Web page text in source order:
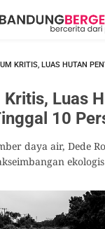
KRITIS, LUAS HUTAN
Kritis, Luas
10
daya air, Dede